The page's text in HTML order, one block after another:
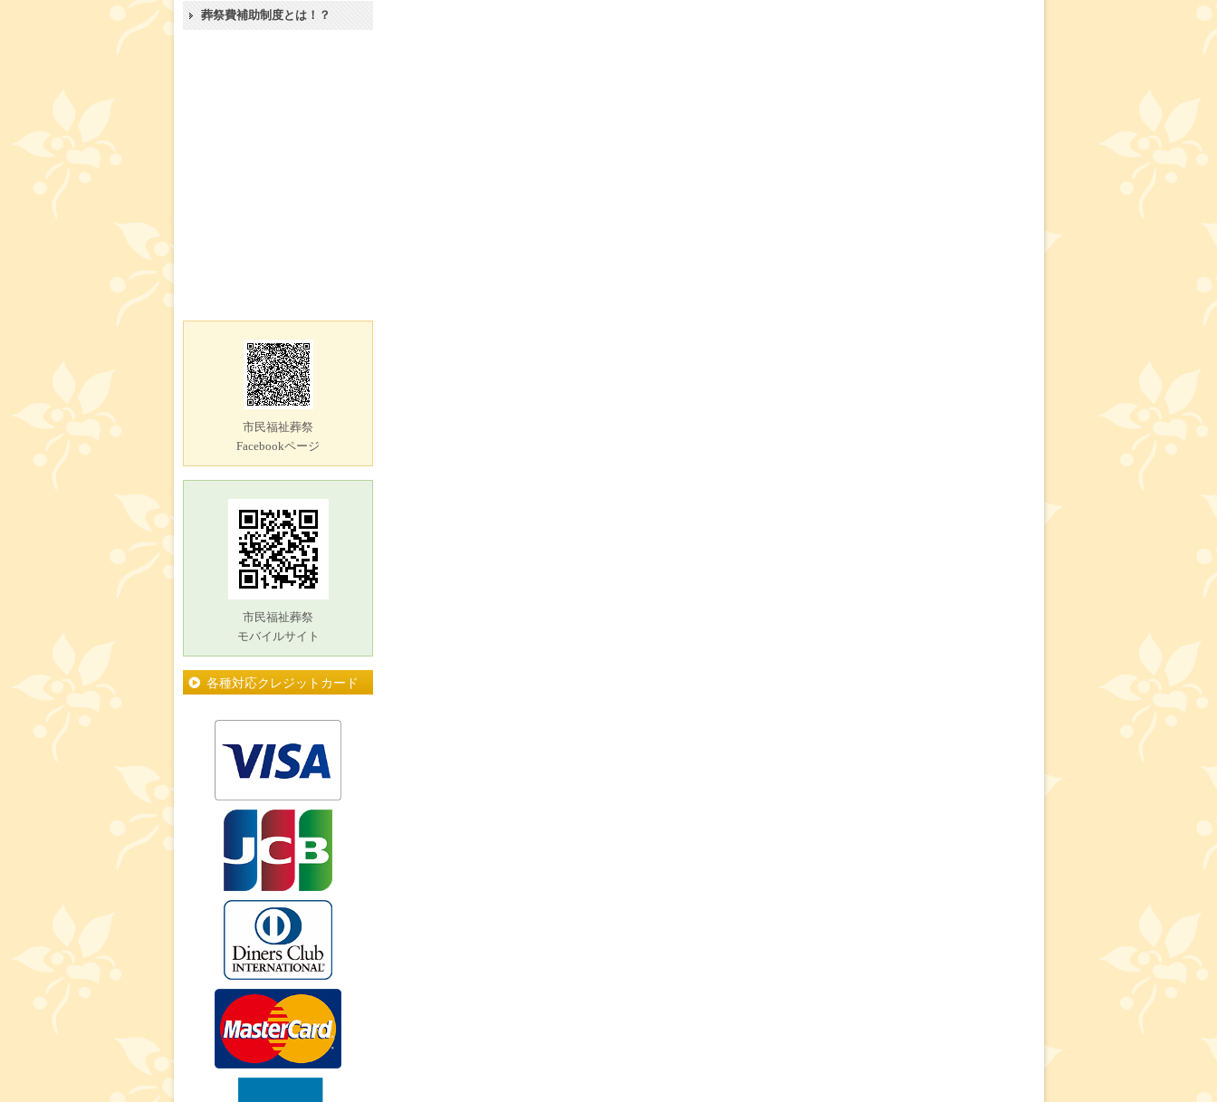
葬祭費補助制度とは！？
市民福祉葬祭
Facebookページ
市民福祉葬祭
モバイルサイト
各種対応クレジットカード